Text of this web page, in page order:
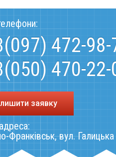
472-98-
470-22-
заявку
Франківськ, вул.